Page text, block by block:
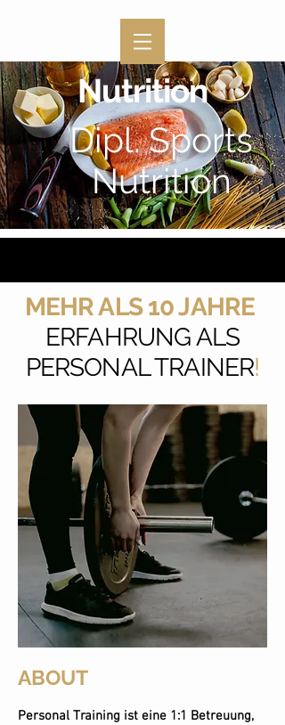
Nutrition
Dipl. Sports
Nutrition
MEHR ALS 10 JAHRE
ERFAHRUNG ALS
PERSONAL TRAINER!
ABOUT
Personal Training ist eine 1:1 Betreuung,